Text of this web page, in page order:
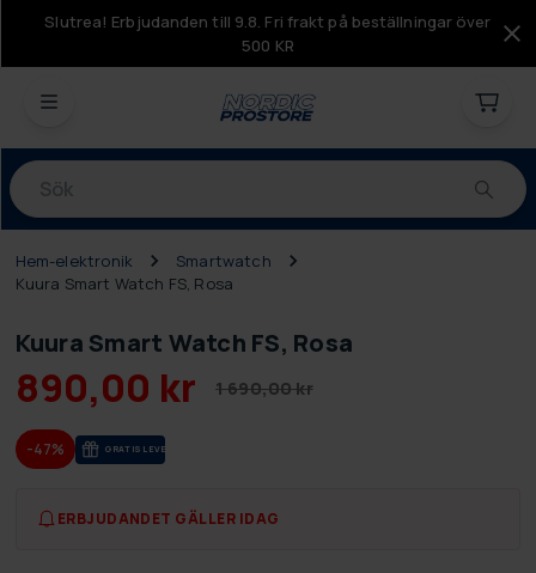
Slutrea! Erbjudanden till 9.8. Fri frakt på beställningar över
500 KR
Produkter
Hem-elektronik
Smartwatch
Kuura Smart Watch FS, Rosa
Kuura Smart Watch FS, Rosa
890,00 kr 1 690,00 kr
-47% GRA­TIS LE­VE­RANS
ERBJUDANDET GÄLLER IDAG